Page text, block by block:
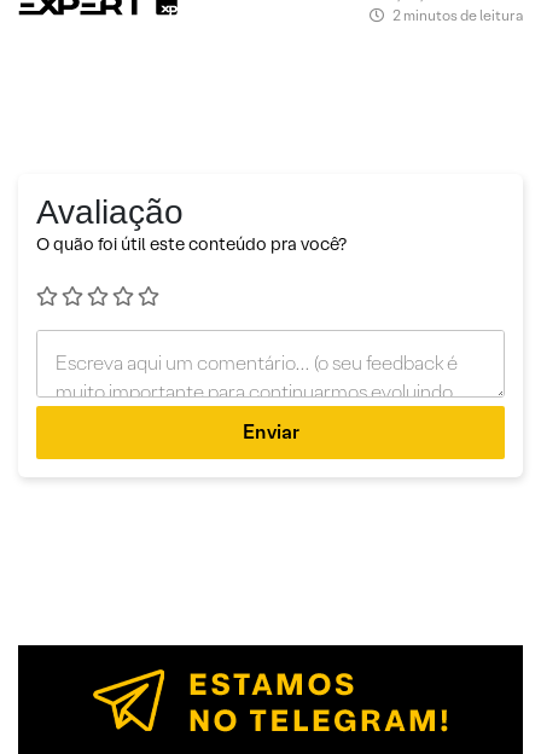
2 minutos de leitura
Avaliação
O quão foi útil este conteúdo pra você?
Enviar